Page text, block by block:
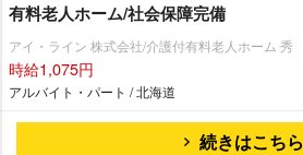
有料老人ホーム/社会保障完備
アイ・ライン 株式会社/介護付有料老人ホーム 秀
時給1,075円
アルバイト・パート / 北海道
続きはこちら